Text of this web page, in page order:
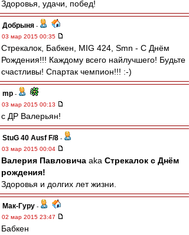
Здоровья, удачи, побед!
Добрыня -
03 мар 2015 00:35
Стрекалок, Бабкен, MIG 424, Smn - С Днём
Рождения!!! Каждому всего найлучшего! Будьте
счастливы! Спартак чемпион!!! :-)
mp -
03 мар 2015 00:13
с ДР Валерьян!
StuG 40 Ausf F/8 -
03 мар 2015 00:04
Валерия Павловича aka Стрекалок с Днём
рождения!
Здоровья и долгих лет жизни.
Мак-Гуру -
02 мар 2015 23:47
Бабкен